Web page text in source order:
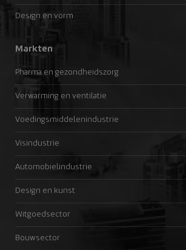
Design en vorm
Markten
Pharma en gezondheidszorg
Verwarming en ventilatie
Voedingsmiddelenindustrie
Visindustrie
Automobielindustrie
Design en kunst
Witgoedsector
Bouwsector